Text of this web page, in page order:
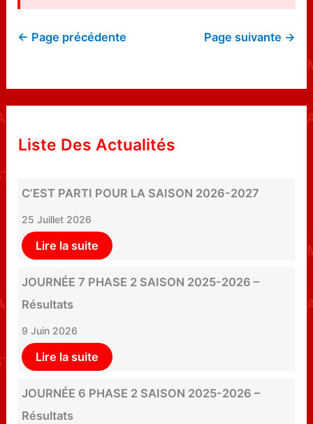
← Page précédente Page suivante →
Liste Des Actualités
C’EST PARTI POUR LA SAISON 2026-2027
25 Juillet 2026
Lire la suite
JOURNÉE 7 PHASE 2 SAISON 2025-2026 –
Résultats
9 Juin 2026
Lire la suite
JOURNÉE 6 PHASE 2 SAISON 2025-2026 –
Résultats